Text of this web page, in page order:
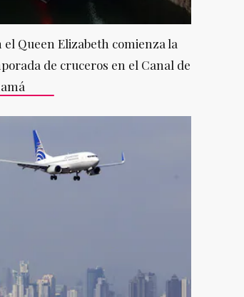
el Queen Elizabeth comienza la
de cruceros en el Canal de